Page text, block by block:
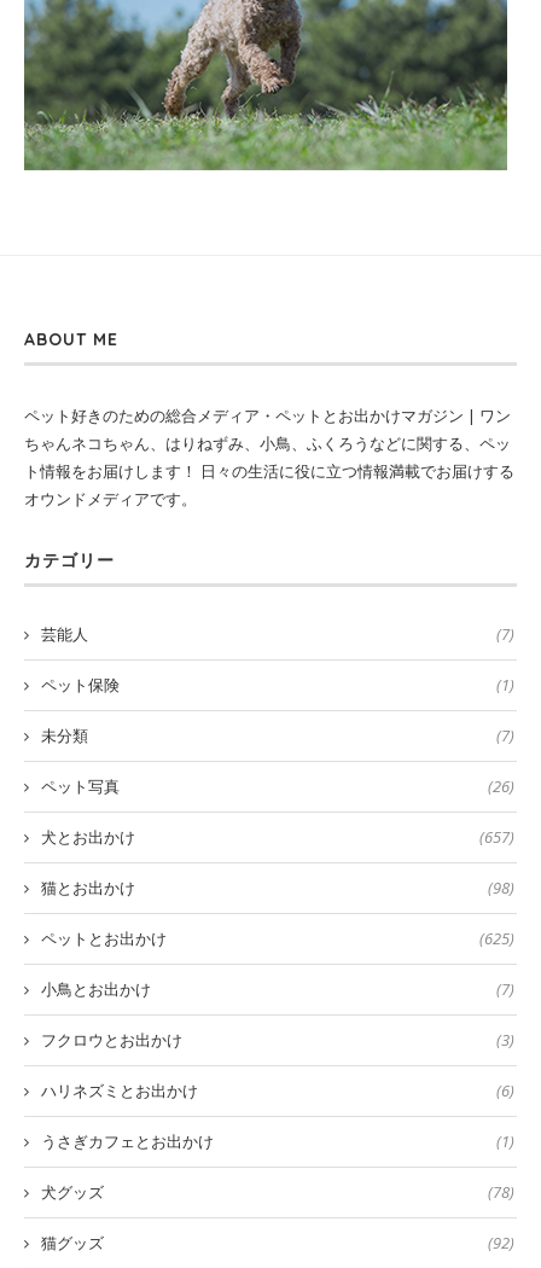
ABOUT ME
ペット好きのための総合メディア・ペットとお出かけマガジン | ワン
ちゃんネコちゃん、はりねずみ、小鳥、ふくろうなどに関する、ペッ
ト情報をお届けします！ 日々の生活に役に立つ情報満載でお届けする
オウンドメディアです。
カテゴリー
芸能人 (7)
ペット保険 (1)
未分類 (7)
ペット写真 (26)
犬とお出かけ (657)
猫とお出かけ (98)
ペットとお出かけ (625)
小鳥とお出かけ (7)
フクロウとお出かけ (3)
ハリネズミとお出かけ (6)
うさぎカフェとお出かけ (1)
犬グッズ (78)
猫グッズ (92)